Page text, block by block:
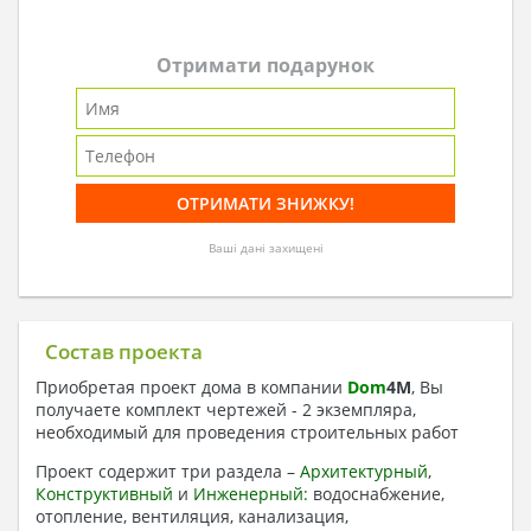
Отримати подарунок
Ваші дані захищені
Состав проекта
Приобретая проект дома в компании Dom4M, Вы
получаете комплект чертежей - 2 экземпляра,
необходимый для проведения строительных работ
Проект содержит три раздела – Архитектурный,
Конструктивный и Инженерный: водоснабжение,
отопление, вентиляция, канализация,